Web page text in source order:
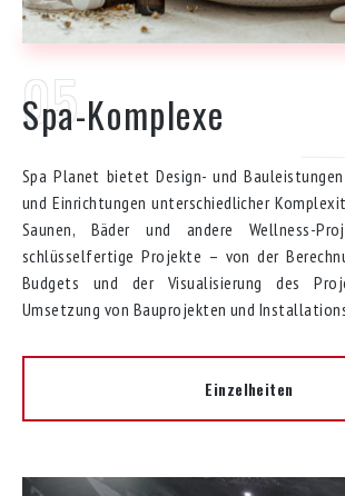
Spa-Komplexe
Spa Planet bietet Design- und
und Einrichtungen unterschiedlicher
Saunen, Bäder und andere Wellness-
schlüsselfertige Projekte – von der
Budgets und der Visualisierung des
Umsetzung von Bauprojekten und
Einzelheiten